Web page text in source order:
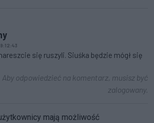
się ruszyli. Siuśka będzie mógł się
Aby odpowiedzieć na komentarz, musisz być
zalogowany.
mają możliwość